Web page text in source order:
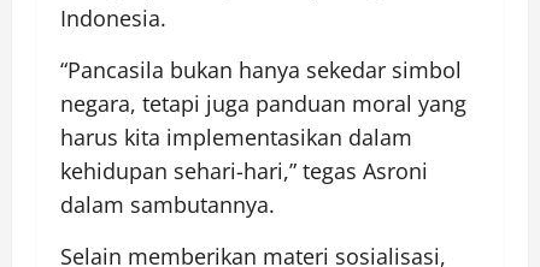
Indonesia.
“Pancasila bukan hanya sekedar simbol
negara, tetapi juga panduan moral yang
harus kita implementasikan dalam
kehidupan sehari-hari,” tegas Asroni
dalam sambutannya.
Selain memberikan materi sosialisasi,